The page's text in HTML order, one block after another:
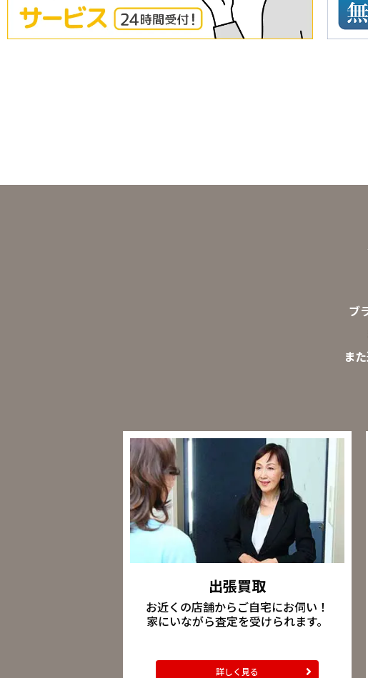
ブ
ま
出張買取
お近くの店舗からご自宅にお伺い！
家にいながら査定を受けられます。
詳しく見る